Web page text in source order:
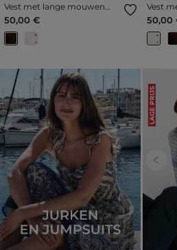
Vest met lange mouwen
donker bruin vrouw
50,00 €
Vest
ivoor
50,00
LAGE PRIJS